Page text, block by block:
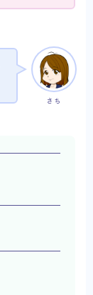
さち